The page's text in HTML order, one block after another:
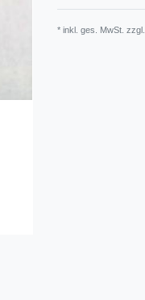
* inkl. ges. MwSt. zzgl.